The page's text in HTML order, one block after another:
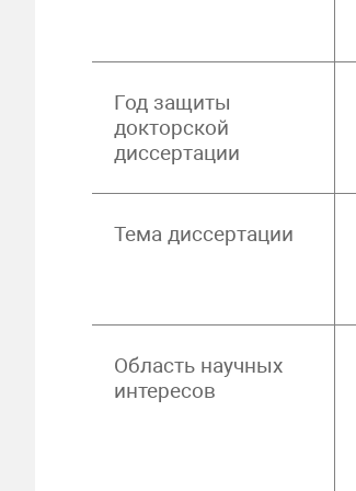
Год защиты
докторской
диссертации
Тема диссертации
Область научных
интересов